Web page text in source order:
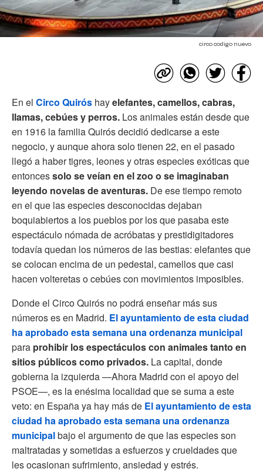
circo codigo nuevo
En el Circo Quirós hayelefantes, camellos, cabras,
llamas, cebúes y perros. Los animales están desde que
en 1916 la familia Quirós decidió dedicarse a este
negocio, y aunque ahora solo tienen 22, en el pasado
llegó a haber tigres, leones y otras especies exóticas que
entoncessolo se veían en el zoo o se imaginaban
leyendo novelas de aventuras. De ese tiempo remoto
en el que las especies desconocidas dejaban
boquiabiertos a los pueblos por los que pasaba este
espectáculo nómada de acróbatas y prestidigitadores
todavía quedan los números de las bestias: elefantes que
se colocan encima de un pedestal, camellos que casi
hacen volteretas o cebúes con movimientos imposibles.
Donde el Circo Quirós no podrá enseñar más sus
números es en Madrid. El ayuntamiento de esta ciudad
ha aprobado esta semana una ordenanza municipal
para prohibir los espectáculos con animales tanto en
sitios públicos como privados. La capital, donde
gobierna la izquierda —Ahora Madrid con el apoyo del
PSOE—, es la enésima localidad que se suma a este
veto: en España ya hay más de El ayuntamiento de esta
ciudad ha aprobado esta semana una ordenanza
municipalbajo el argumento de que las especies son
maltratadas y sometidas a esfuerzos y crueldades que
les ocasionan sufrimiento, ansiedad y estrés.